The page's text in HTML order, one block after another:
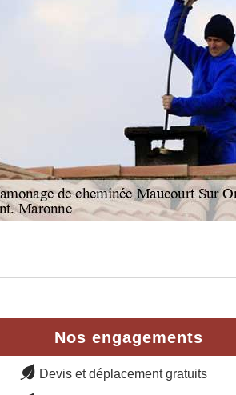
Nos engagements
Devis et déplacement gratuits